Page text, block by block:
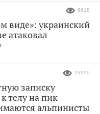
виде»: украинский
атаковал
6618
записку
телу на пик
альпинисты
13999